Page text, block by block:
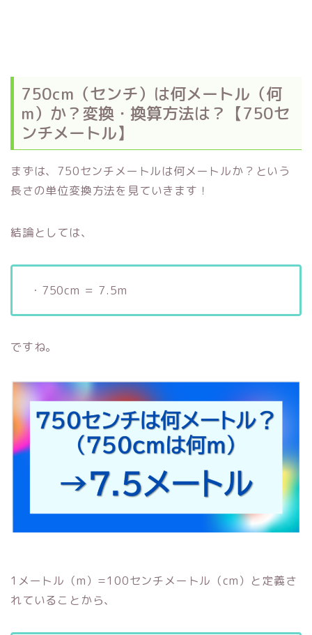
750cm（センチ）は何メートル（何
m）か？変換・換算方法は？【750セ
ンチメートル】
まずは、750センチメートルは何メートルか？という
長さの単位変換方法を見ていきます！
結論としては、
・750cm ＝ 7.5m
ですね。
1メートル（m）=100センチメートル（cm）と定義さ
れていることから、